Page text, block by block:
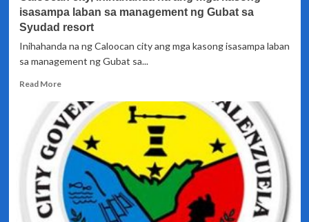
isasampa laban sa management ng Gubat sa
Syudad resort
Inihahanda na ng Caloocan city ang mga kasong isasampa laban
sa management ng Gubat sa...
Read MoreRead
about
Caloocan
city,
inihahanda
na
ang
mga
kasong
isasampa